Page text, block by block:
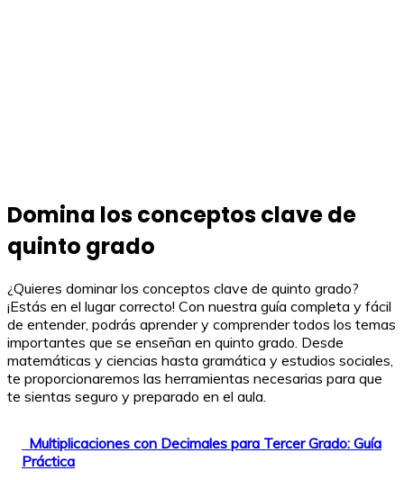
Domina los conceptos clave de
quinto grado
¿Quieres dominar los conceptos clave de quinto grado?
¡Estás en el lugar correcto! Con nuestra guía completa y fácil
de entender, podrás aprender y comprender todos los temas
importantes que se enseñan en quinto grado. Desde
matemáticas y ciencias hasta gramática y estudios sociales,
te proporcionaremos las herramientas necesarias para que
te sientas seguro y preparado en el aula.
Multiplicaciones con Decimales para Tercer Grado: Guía
Práctica